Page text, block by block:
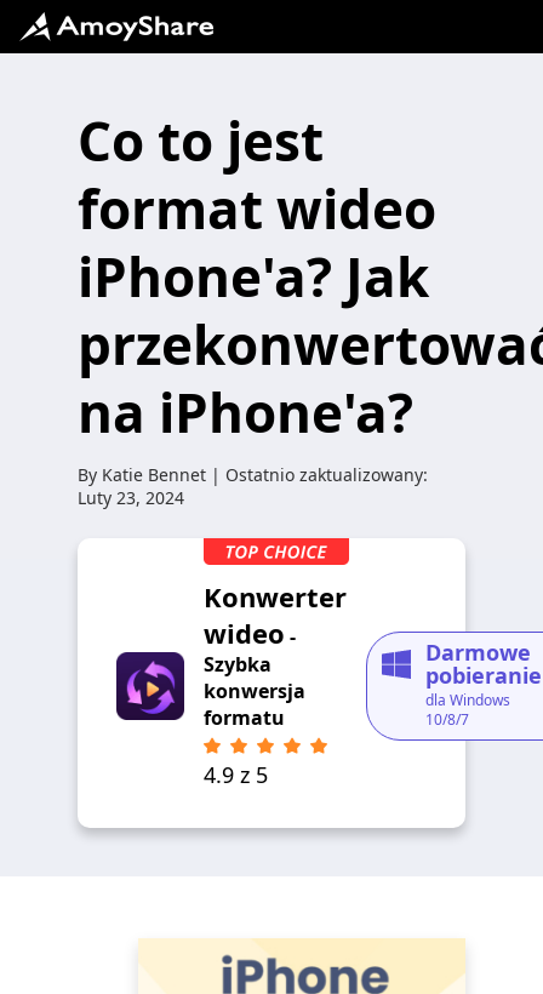
Co to jest
format wideo
iPhone'a? Jak
na iPhone'a?
By Katie Bennet | Ostatnio zaktualizowany:
Luty 23, 2024
Konwerter
wideo -
Szybka
konwersja
formatu
4.9 z 5
Darmowe
pobieranie
dla Windows
10/8/7